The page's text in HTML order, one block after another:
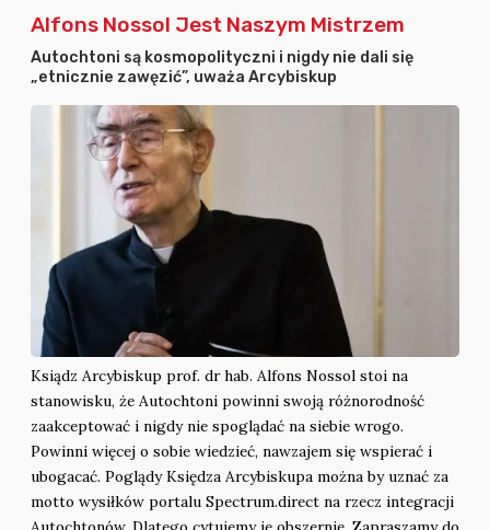
Alfons Nossol Jest Naszym Mistrzem
Autochtoni są kosmopolityczni i nigdy nie dali się
„etnicznie zawęzić”, uważa Arcybiskup
Ksiądz Arcybiskup prof. dr hab. Alfons Nossol stoi na
stanowisku, że Autochtoni powinni swoją różnorodność
zaakceptować i nigdy nie spoglądać na siebie wrogo.
Powinni więcej o sobie wiedzieć, nawzajem się wspierać i
ubogacać. Poglądy Księdza Arcybiskupa można by uznać za
motto wysiłków portalu Spectrum.direct na rzecz integracji